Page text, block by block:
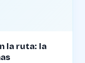
la ruta: la